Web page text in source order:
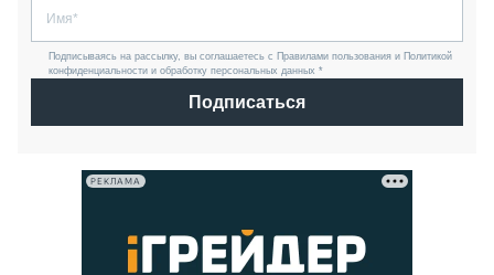
Подписываясь на рассылку, вы соглашаетесь с Правилами пользования и Политикой
конфиденциальности и обработку персональных данных *
Подписаться
РЕКЛАМА